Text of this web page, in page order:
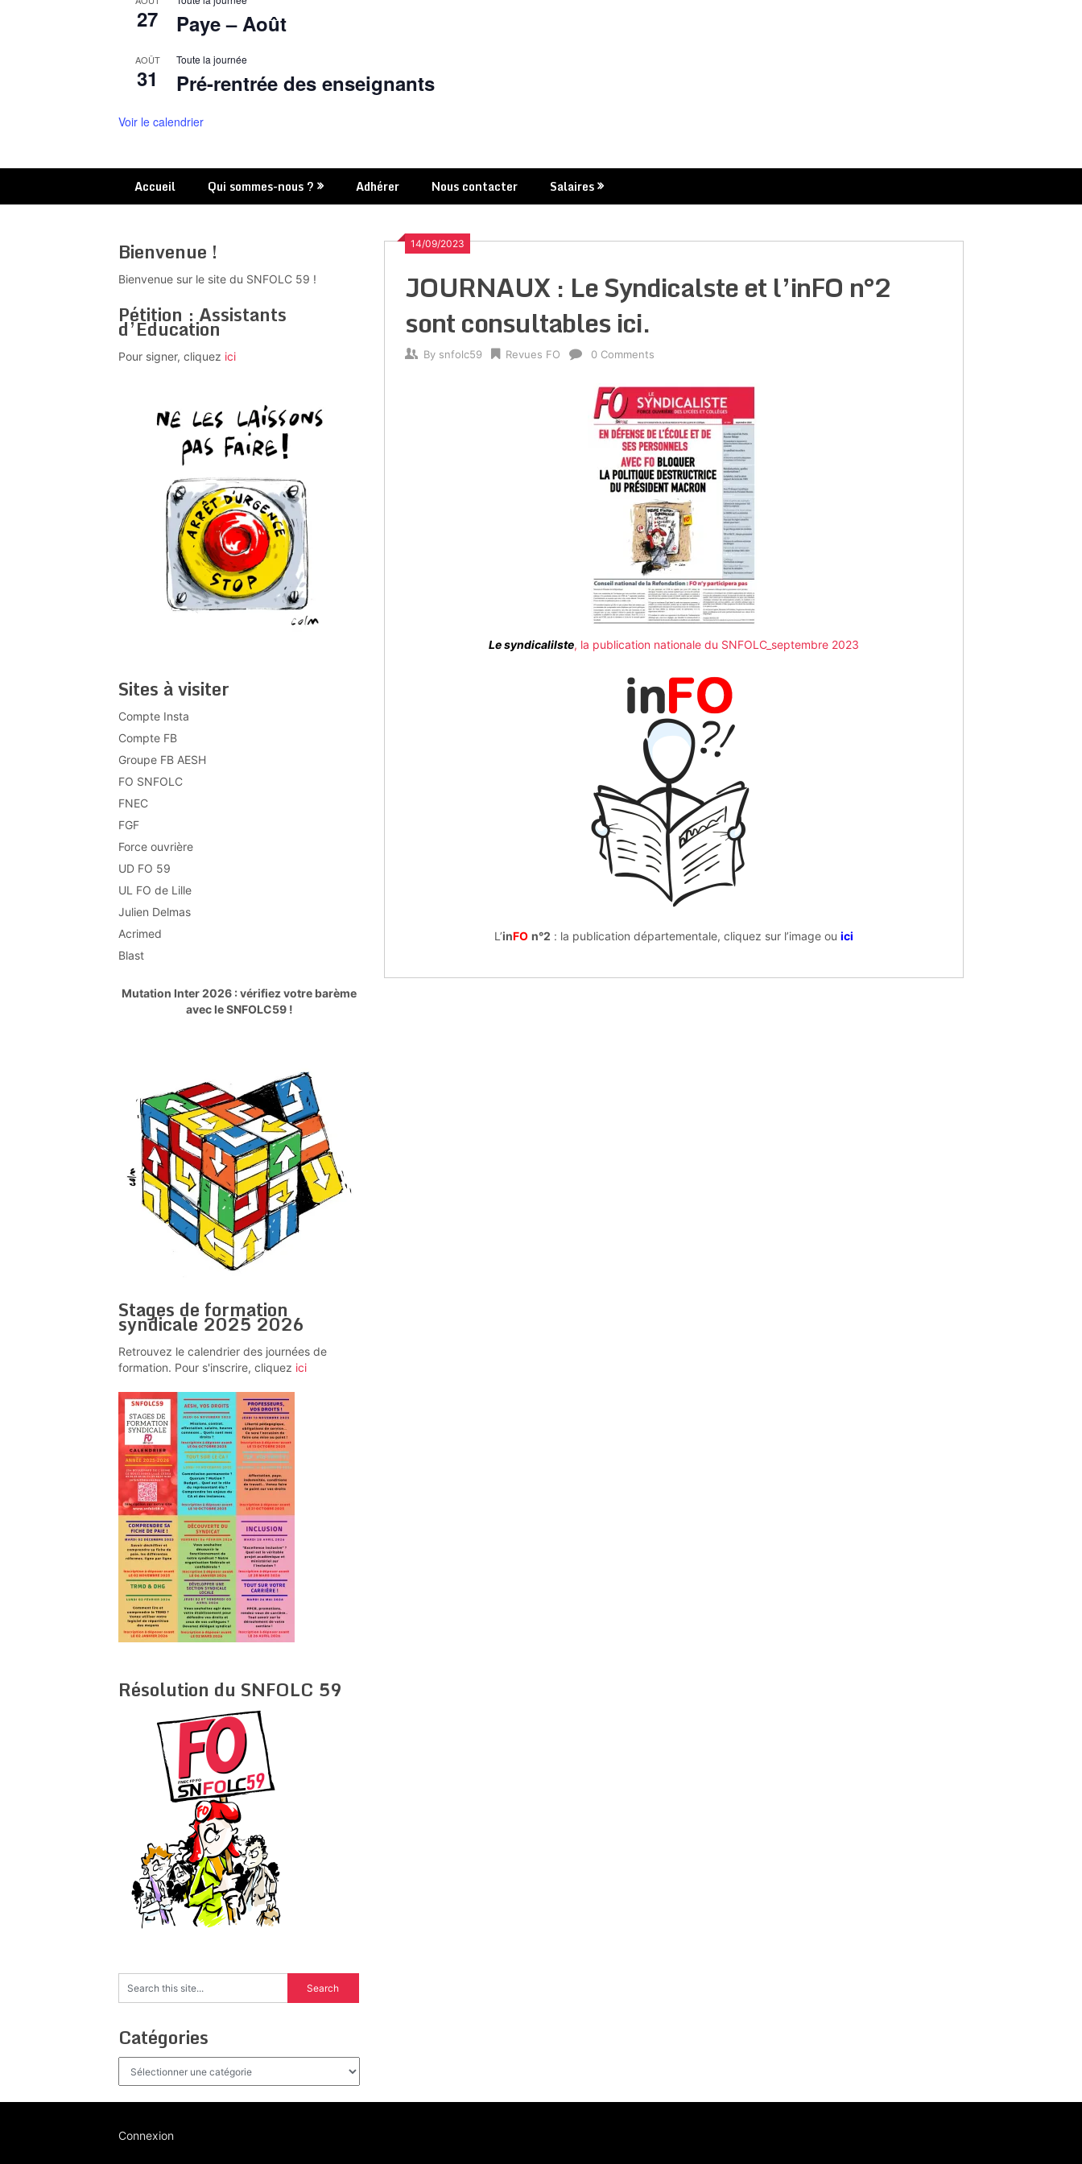
27 Paye – Août
AOÛT
31
Toute la journée
Pré-rentrée des enseignants
Voir le calendrier
Accueil Qui sommes-nous ? Adhérer Nous contacter Salaires
14/09/2023
JOURNAUX : Le Syndicalste et l’inFO n°2
sont consultables ici.
By snfolc59 Revues FO 0 Comments
Le syndicalilste, la publication nationale du SNFOLC_septembre 2023
L’inFO n°2 : la publication départementale, cliquez sur l’image ou ici
Bienvenue !
Bienvenue sur le site du SNFOLC 59 !
Pétition : Assistants
d’Education
Pour signer, cliquez ici
Sites à visiter
Compte Insta
Compte FB
Groupe FB AESH
FO SNFOLC
FNEC
FGF
Force ouvrière
UD FO 59
UL FO de Lille
Julien Delmas
Acrimed
Blast
Mutation Inter 2026 : vérifiez votre barème
avec le SNFOLC59 !
Stages de formation
syndicale 2025 2026
Retrouvez le calendrier des journées de
formation. Pour s'inscrire, cliquez ici
Résolution du SNFOLC 59
Catégories
Connexion